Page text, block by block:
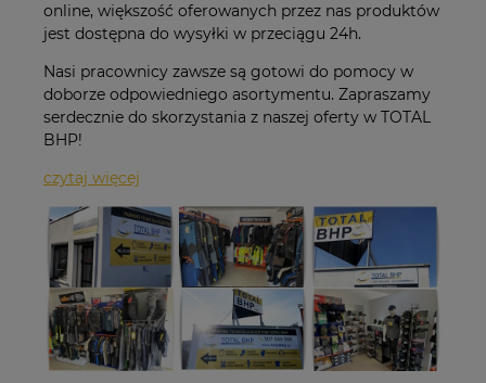
online, większość oferowanych przez nas produktów
jest dostępna do wysyłki w przeciągu 24h.
Nasi pracownicy zawsze są gotowi do pomocy w
doborze odpowiedniego asortymentu. Zapraszamy
serdecznie do skorzystania z naszej oferty w TOTAL
BHP!
czytaj więcej